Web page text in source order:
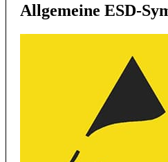
Allgemeine ESD-